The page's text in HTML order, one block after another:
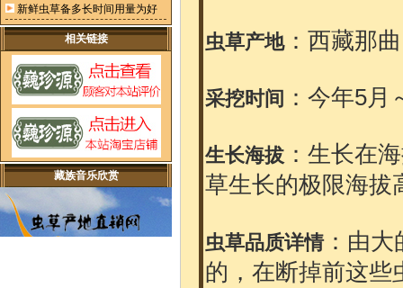
新鲜虫草备多长时间用量为好
相关链接
藏族音乐欣赏
虫草产地：西藏那曲
采挖时间 ：今年5
生长海拔 ：生长在
草生长的极限海拔
虫草品质详情：由大
的，在断掉前这些